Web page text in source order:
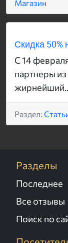
Магазин
Скидка 50%
С 14
партнеры
Раздел:
Разделы
Последнее
Все отзывы
Поиск по